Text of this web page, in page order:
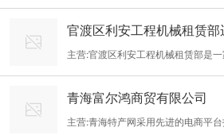
不同客户的需求。公司拥有一支专业
技术革新和质量提升，确保产品性
化的管理模式，为客户提供专业的服
为本，以客为先”，我们的服务理念
任公司自2014年成立以来，便深耕
品质的执着追求和对本土文化的热爱
今，在2025年，该公司重磅打造“凉
官渡区利安工程机械租赁部
主营:官渡区利安工程机械租赁部是
赁服务的企业，法定代表人陈发兵
场的深刻洞察，带领团队致力于为客
和服务。公司主要业务包括叉车租
青海富尔鸿商贸有限公司
主营:青海特产网采用先进的电商平